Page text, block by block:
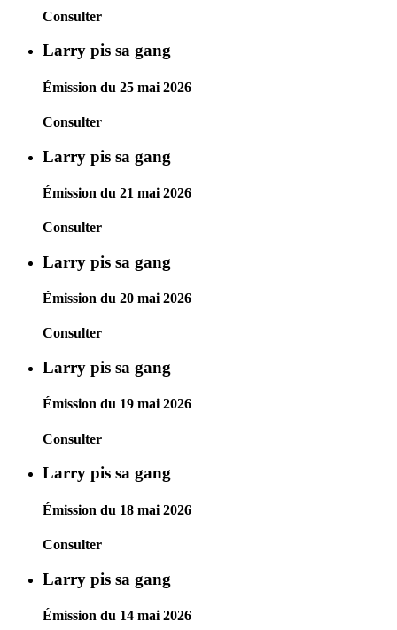
Consulter
Larry pis sa gang
Émission du 25 mai 2026
Consulter
Larry pis sa gang
Émission du 21 mai 2026
Consulter
Larry pis sa gang
Émission du 20 mai 2026
Consulter
Larry pis sa gang
Émission du 19 mai 2026
Consulter
Larry pis sa gang
Émission du 18 mai 2026
Consulter
Larry pis sa gang
Émission du 14 mai 2026